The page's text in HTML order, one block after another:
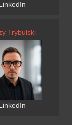
LinkedIn
Trybulski
LinkedIn